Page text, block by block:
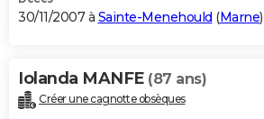
30/11/2007 à Sainte-Menehould (Marne)
Iolanda MANFE (87 ans)
Créer une cagnotte obsèques